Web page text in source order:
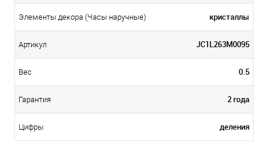
Элементы декора (Часы наручные) кристаллы
Артикул JC1L263M0095
Вес 0.5
Гарантия 2 года
Цифры деления